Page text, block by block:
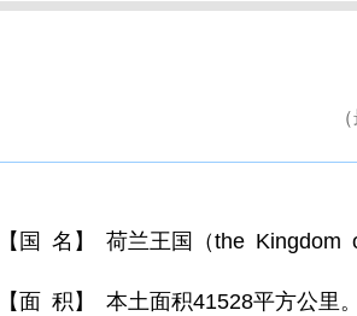
【国 名】 荷兰王国（the
【面 积】 本土面积41528平方公里。